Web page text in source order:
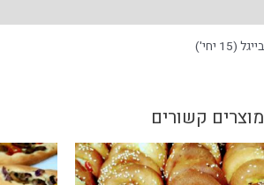
בייגל (15 יחי')
מוצרים קשורים